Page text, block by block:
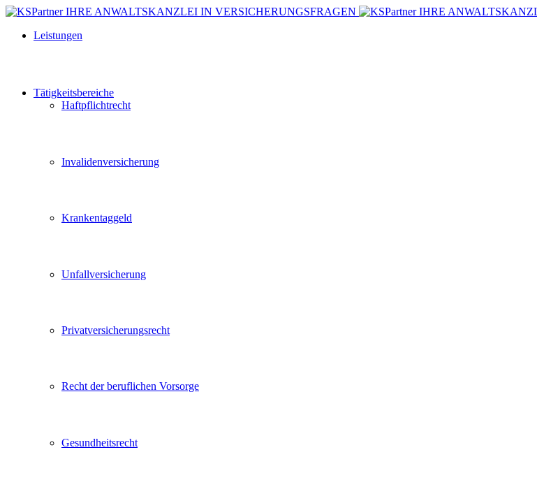
Leistungen
Tätigkeitsbereiche
Haftpflichtrecht
Invalidenversicherung
Krankentaggeld
Unfallversicherung
Privatversicherungsrecht
Recht der beruflichen Vorsorge
Gesundheitsrecht